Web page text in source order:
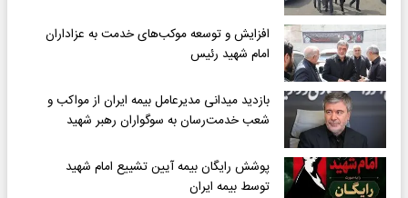
افزایش و توسعه موکب‌های خدمت به عزاداران
امام شهید رئیس
بازدید میدانی مدیرعامل بیمه ایران از مواکب و
شعب خدمت‌رسان به سوگواران رهبر شهید
پوشش رایگان بیمه‌ آیین تشییع امام شهید
توسط بیمه ایران